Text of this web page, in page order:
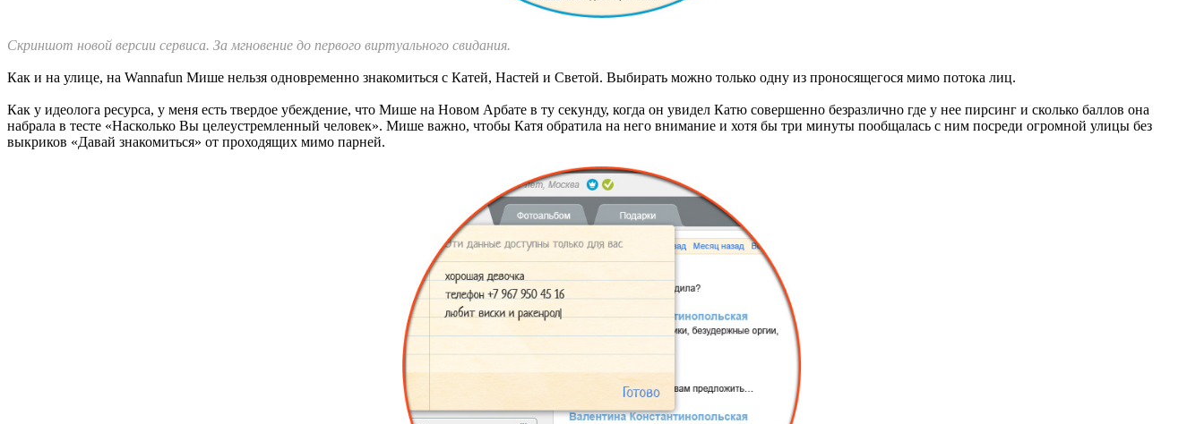
Скриншот новой версии сервиса. За мгновение до первого виртуального свидания.
Как и на улице, на Wannafun Мише нельзя одновременно знакомиться с Катей, Настей и Светой. Выбирать можно только одну из проносящегося мимо потока лиц.
Как у идеолога ресурса, у меня есть твердое убеждение, что Мише на Новом Арбате в ту секунду, когда он увидел Катю совершенно безразлично где у нее пирсинг и сколько баллов она
набрала в тесте «Насколько Вы целеустремленный человек». Мише важно, чтобы Катя обратила на него внимание и хотя бы три минуты пообщалась с ним посреди огромной улицы без
выкриков «Давай знакомиться» от проходящих мимо парней.